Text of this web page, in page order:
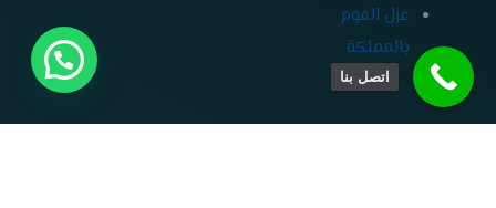
عزل الفوم
بالمملكة
اتصل بنا